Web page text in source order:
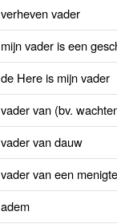
verheven vader
mijn vader is een
de Here is mijn vader
vader van (bv.
vader van dauw
vader van een
adem